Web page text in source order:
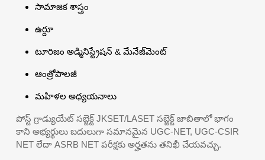
సామాజిక శాస్త్రం
ఉర్దూ
టూరిజం అడ్మినిస్ట్రేషన్ & మేనేజ్‌మెంట్
ఆంత్రోపాలజీ
మహిళల అధ్యయనాలు
పోస్ట్ గ్రాడ్యుయేట్ సబ్జెక్ట్ JKSET/LASET సబ్జెక్ట్ జాబితాలో భాగం
కాని అభ్యర్థులు బదులుగా సమానమైన UGC-NET, UGC-CSIR
NET లేదా ASRB NET పరీక్షకు అర్హతను తనిఖీ చేయవచ్చు.